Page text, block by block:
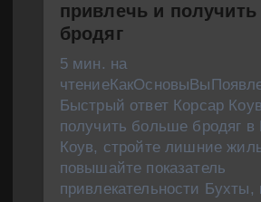
привлечь и
бродяг
5 мин. на
Быстрый ответ Корсар
получить больше бродяг в
Коув, стройте лишние
повышайте показатель
привлекательности Бухты,